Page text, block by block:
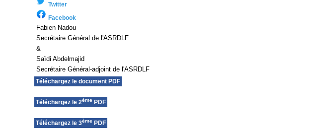
Twitter
Facebook
Fabien Nadou
Secrétaire Général de l'ASRDLF
&
Saïdi Abdelmajid
Secrétaire Général-adjoint de l'ASRDLF
Téléchargez le document PDF
Téléchargez le 2ème PDF
Téléchargez le 3ème PDF